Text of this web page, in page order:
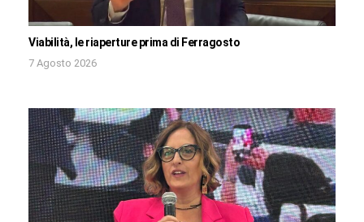
Viabilità, le riaperture prima di Ferragosto
7 Agosto 2026